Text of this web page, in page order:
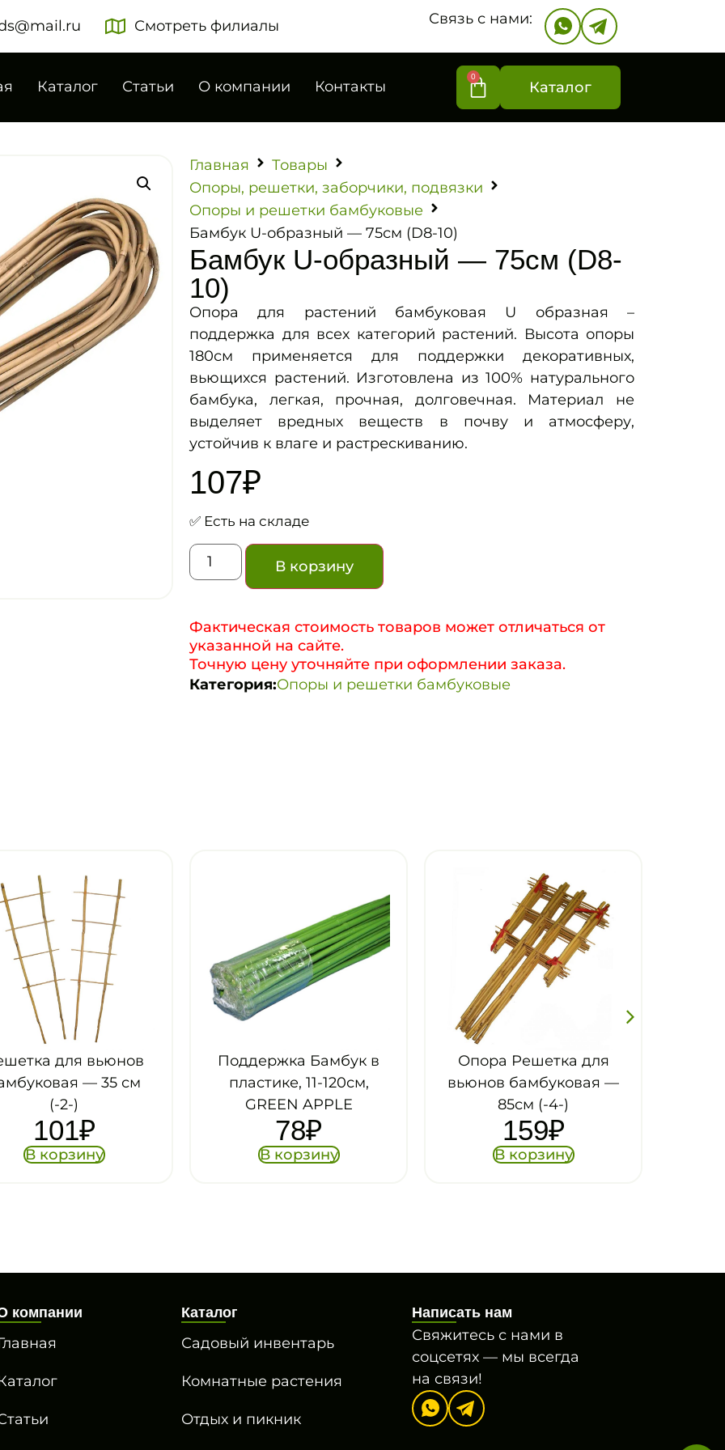
Смотреть филиалы Связь с нами:
Каталог Статьи О компании Контакты
0
Каталог
Главная
Товары
Опоры, решетки, заборчики, подвязки
Опоры и решетки бамбуковые
Бамбук U-образный — 75см (D8-10)
Бамбук U-образный — 75см (D8-
10)
Опора для растений бамбуковая U образная –
поддержка для всех категорий растений. Высота опоры
180см применяется для поддержки декоративных,
вьющихся растений. Изготовлена из 100% натурального
бамбука, легкая, прочная, долговечная. Материал не
выделяет вредных веществ в почву и атмосферу,
устойчив к влаге и растрескиванию.
107₽
✅ Есть на складе
В корзину
Фактическая стоимость товаров может отличаться от
указанной на сайте.
Точную цену уточняйте при оформлении заказа.
Категория:Опоры и решетки бамбуковые
Поддержка Бамбук в
пластике, 11-120см,
В корзину
Опора Решетка для
вьюнов бамбуковая —
85см (-4-)
В корзину
компании Каталог
Садовый инвентарь
Комнатные растения
Отдых и пикник
Написать нам
Свяжитесь с нами в
соцсетях — мы всегда
на связи!